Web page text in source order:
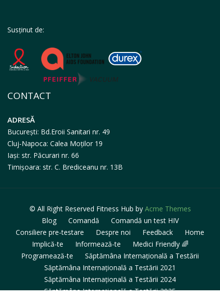
Susținut de:
CONTACT
ADRESĂ
București: Bd.Eroii Sanitari nr. 49
Cluj-Napoca: Calea Moților 19
Iași: str. Păcurari nr. 66
Timișoara: str. C. Brediceanu nr. 13B
© All Right Reserved Fitness Hub by Acme Themes
Blog
Comandă
Comandă un test HIV
Consiliere pre-testare
Despre noi Feedback
Home
Implică-te
Informează-te
Medici Friendly 🌈
Programează-te
Săptămâna Internațională a Testării
Săptămâna Internațională a Testării 2021
Săptămâna Internațională a Testării 2024
Săptămâna Internațională a Testării 2025